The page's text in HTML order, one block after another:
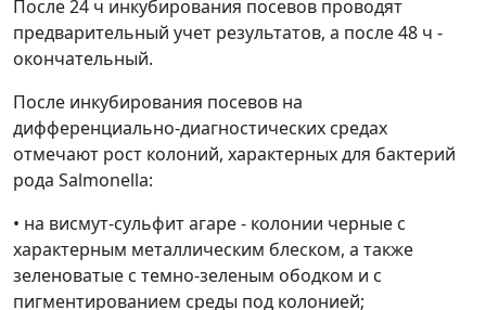
После 24 ч инкубирования посевов проводят
предварительный учет результатов, а после 48 ч -
окончательный.
После инкубирования посевов на
дифференциально-диагностических средах
отмечают рост колоний, характерных для бактерий
рода Salmonella:
• на висмут-сульфит агаре - колонии черные с
характерным металлическим блеском, а также
зеленоватые с темно-зеленым ободком и с
пигментированием среды под колонией;